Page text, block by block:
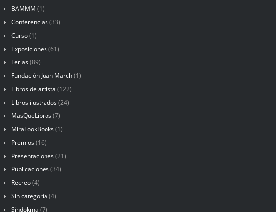
BAMMM (1)
Conferencias (33)
Curso(1)
Exposiciones (61)
Ferias (89)
Fundación Juan March(1)
Libros de artista (122)
Libros ilustrados (24)
MasQueLibros (7)
MiraLookBooks (1)
Premios (16)
Presentaciones (21)
Publicaciones (34)
Recreo(4)
Sin categoría (4)
Sindokma (7)